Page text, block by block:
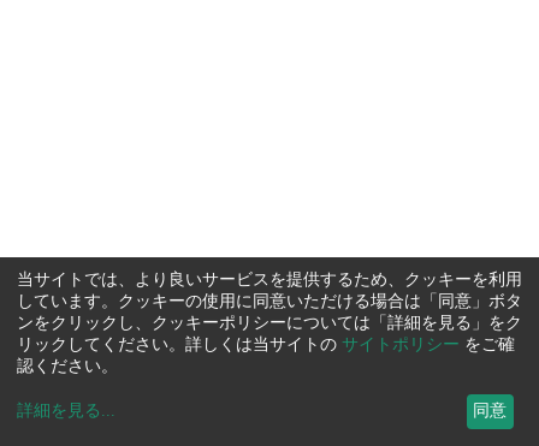
当サイトでは、より良いサービスを提供するため、クッキーを利用
しています。クッキーの使用に同意いただける場合は「同意」ボタ
ンをクリックし、クッキーポリシーについては「詳細を見る」をク
リックしてください。詳しくは当サイトの サイトポリシー をご確
認ください。
詳細を見る ... 同意